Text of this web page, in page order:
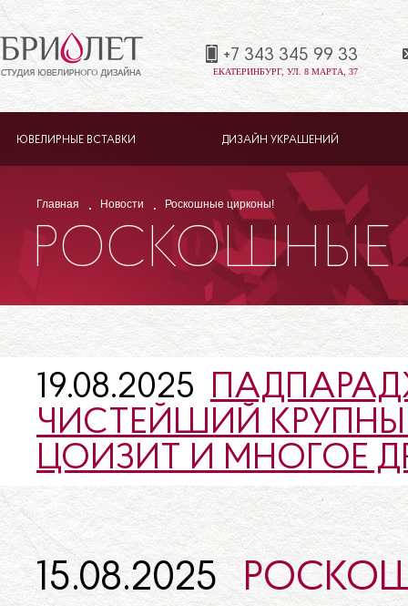
+7 343 345 99 33
ЕКАТЕРИНБУРГ, УЛ. 8 МАРТА, 37
ЮВЕЛИРНЫЕ ВСТАВКИ ДИЗАЙН УКРАШЕНИЙ
Главная Новости Роскошные цирконы!
РОСКОШНЫЕ
19.08.2025
ЧИСТЕЙШИЙ
ЦОИЗИТ И МНОГОЕ
15.08.2025